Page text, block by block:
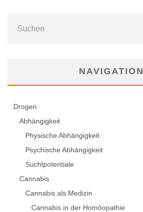
NAVIGATION
Drogen
Abhängigkeit
Physische Abhängigkeit
Psychische Abhängigkeit
Suchtpotentiale
Cannabis
Cannabis als Medizin
Cannabis in der Homöopathie